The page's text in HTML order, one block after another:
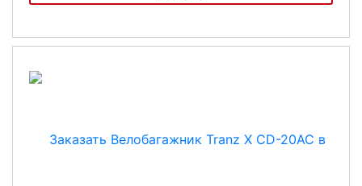
Бокс на велобагажник Flinger SW-906A